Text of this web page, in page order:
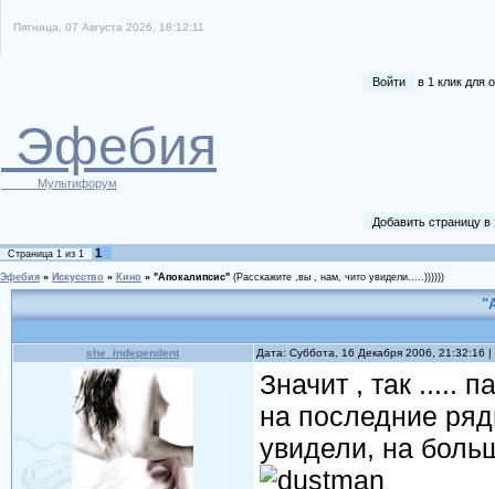
Пятница, 07 Августа 2026, 18:12:11
Войти в 1 клик для
Эфебия
Мультифорум
Добавить страницу
Страница 1 из 1 1
Эфебия » Искусство » Кино » "Апокалипсис" (Расскажите ,вы , нам, чито увидели.....))))))
she_independent Дата: Суббота, 16 Декабря 2006, 21:32:16
Значит , так .....
на последние
увидели, на